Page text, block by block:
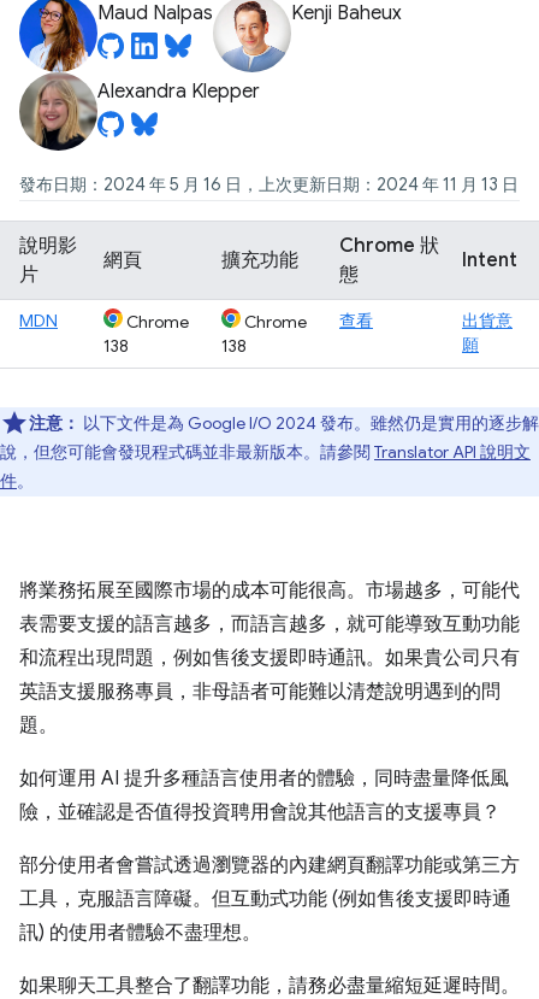
Maud Nalpas Kenji Baheux
Alexandra Klepper
發布日期：2024 年 5 月 16 日，上次更新日期：2024 年 11 月 13 日
說明影
片
網頁 擴充功能
Chrome 狀
態
Intent
MDN
Chrome
138
Chrome
138
查看
出貨意
願
注意： 以下文件是為 Google I/O 2024 發布。雖然仍是實用的逐步解
說，但您可能會發現程式碼並非最新版本。請參閱 Translator API 說明文
件。
將業務拓展至國際市場的成本可能很高。市場越多，可能代
表需要支援的語言越多，而語言越多，就可能導致互動功能
和流程出現問題，例如售後支援即時通訊。如果貴公司只有
英語支援服務專員，非母語者可能難以清楚說明遇到的問
題。
如何運用 AI 提升多種語言使用者的體驗，同時盡量降低風
險，並確認是否值得投資聘用會說其他語言的支援專員？
部分使用者會嘗試透過瀏覽器的內建網頁翻譯功能或第三方
工具，克服語言障礙。但互動式功能 (例如售後支援即時通
訊) 的使用者體驗不盡理想。
如果聊天工具整合了翻譯功能，請務必盡量縮短延遲時間。